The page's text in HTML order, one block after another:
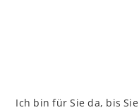
Ich bin für Sie da, bis Sie